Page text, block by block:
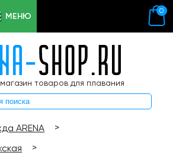
товаров для плавания
0
МЕНЮ
ARENA
>
>